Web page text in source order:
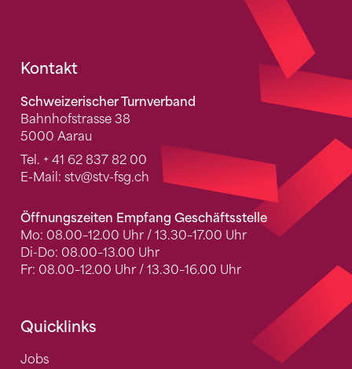
Fusszeile
Kontakt
Schweizerischer Turnverband
Bahnhofstrasse 38
5000 Aarau
Tel. + 41 62 837 82 00
E-Mail: stv@stv-fsg.ch
Öffnungszeiten Empfang Geschäftsstelle
Mo: 08.00–12.00 Uhr / 13.30–17.00 Uhr
Di-Do: 08.00–13.00 Uhr
Fr: 08.00–12.00 Uhr / 13.30–16.00 Uhr
Quicklinks
Jobs